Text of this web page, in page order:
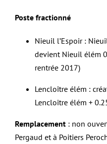
Poste fractionné
Nieuil l’Espoir :
devient Nieuil élém
rentrée 2017)
Lencloître élém :
Lencloitre élém +
Remplacement : non
Pergaud et à Poitiers